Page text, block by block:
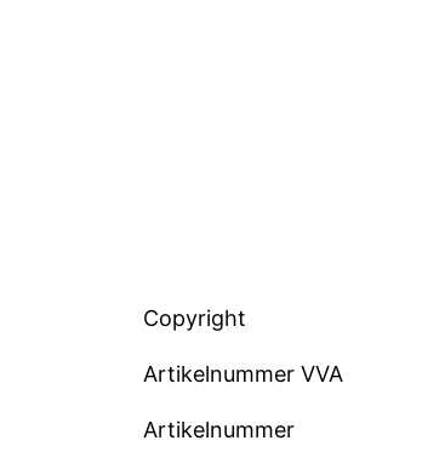
Copyright
Artikelnummer VVA
Artikelnummer